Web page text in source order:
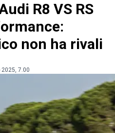
R8 VS RS
non ha rivali
7.00